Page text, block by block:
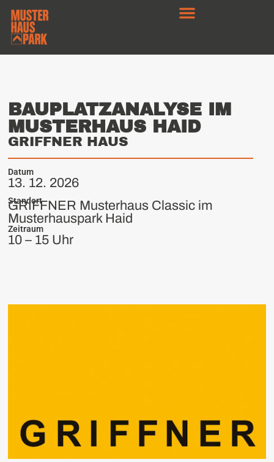
BAUPLATZANALYSE IM
MUSTERHAUS HAID
GRIFFNER HAUS
Datum
13. 12. 2026
Standort
GRIFFNER Musterhaus Classic im
Musterhauspark Haid
Zeitraum
10 – 15 Uhr